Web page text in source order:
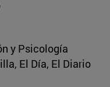
y Psicología
El Día, El Diario